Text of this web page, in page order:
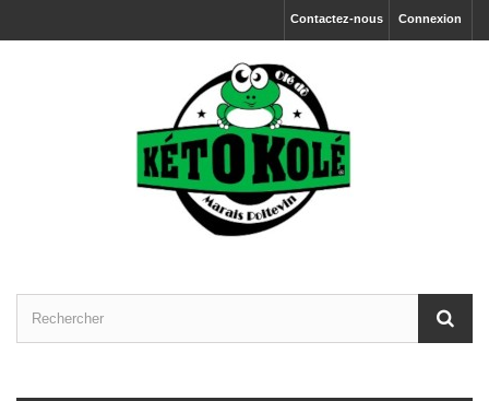
Connexion
Contactez-nous